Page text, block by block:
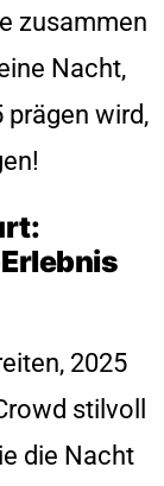
zusammen
Nacht,
prägen wird,
2025
stilvoll
die Nacht